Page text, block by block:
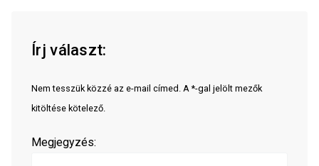
Írj választ:
Nem tesszük közzé az e-mail címed. A *-gal jelölt mezők
kitöltése kötelező.
Megjegyzés: